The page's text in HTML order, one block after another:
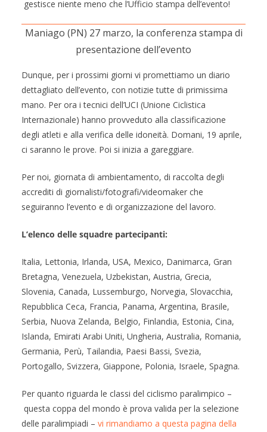
gestisce niente meno che l’Ufficio stampa dell’evento!
Maniago (PN) 27 marzo, la conferenza stampa di
presentazione dell’evento
Dunque, per i prossimi giorni vi promettiamo un diario
dettagliato dell’evento, con notizie tutte di primissima
mano. Per ora i tecnici dell’UCI (Unione Ciclistica
Internazionale) hanno provveduto alla classificazione
degli atleti e alla verifica delle idoneità. Domani, 19 aprile,
ci saranno le prove. Poi si inizia a gareggiare.
Per noi, giornata di ambientamento, di raccolta degli
accrediti di giornalisti/fotografi/videomaker che
seguiranno l’evento e di organizzazione del lavoro.
L’elenco delle squadre partecipanti:
Italia, Lettonia, Irlanda, USA, Mexico, Danimarca, Gran
Bretagna, Venezuela, Uzbekistan, Austria, Grecia,
Slovenia, Canada, Lussemburgo, Norvegia, Slovacchia,
Repubblica Ceca, Francia, Panama, Argentina, Brasile,
Serbia, Nuova Zelanda, Belgio, Finlandia, Estonia, Cina,
Islanda, Emirati Arabi Uniti, Ungheria, Australia, Romania,
Germania, Perù, Tailandia, Paesi Bassi, Svezia,
Portogallo, Svizzera, Giappone, Polonia, Israele, Spagna.
Per quanto riguarda le classi del ciclismo paralimpico –
questa coppa del mondo è prova valida per la selezione
delle paralimpiadi – vi rimandiamo a questa pagina della